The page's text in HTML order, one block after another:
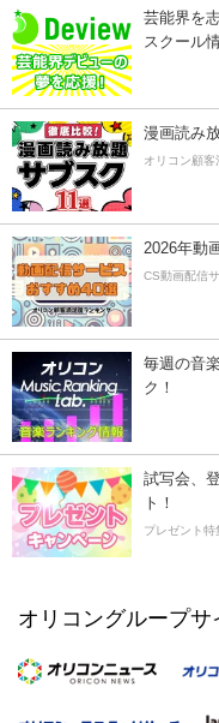
芸能界を
スクール
漫画読み
オリコン顧
2026年動
CS動画配信
毎週の音
ク！
試写会、
ト！
プレゼント特
オリコングループサ